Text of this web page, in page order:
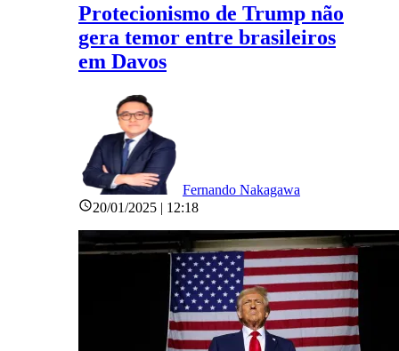
Protecionismo de Trump não
gera temor entre brasileiros
em Davos
Fernando Nakagawa
20/01/2025 | 12:18